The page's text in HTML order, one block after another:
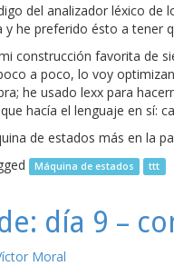
del analizador léxico
y he preferido ésto a tener
construcción favorita de
a poco, lo voy
he usado lexx para
hacía el lenguaje en sí:
de estados más en la
Máquina de estados ttt
día 9 –
Moral